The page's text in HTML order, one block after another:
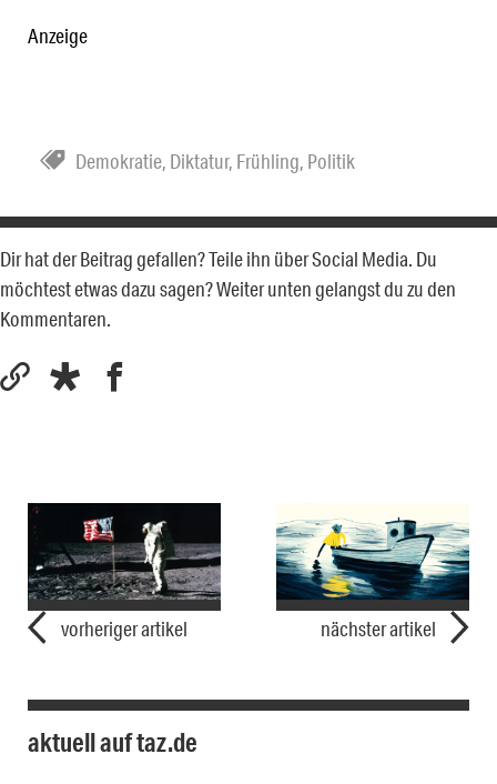
Anzeige
Demokratie, Diktatur, Frühling, Politik
Dir hat der Beitrag gefallen? Teile ihn über Social Media. Du
möchtest etwas dazu sagen? Weiter unten gelangst du zu den
Kommentaren.
vorheriger artikel nächster artikel
aktuell auf taz.de